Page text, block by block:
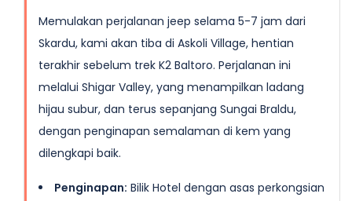
Memulakan perjalanan jeep selama 5-7 jam dari
Skardu, kami akan tiba di Askoli Village, hentian
terakhir sebelum trek K2 Baltoro. Perjalanan ini
melalui Shigar Valley, yang menampilkan ladang
hijau subur, dan terus sepanjang Sungai Braldu,
dengan penginapan semalaman di kem yang
dilengkapi baik.
Penginapan: Bilik Hotel dengan asas perkongsian